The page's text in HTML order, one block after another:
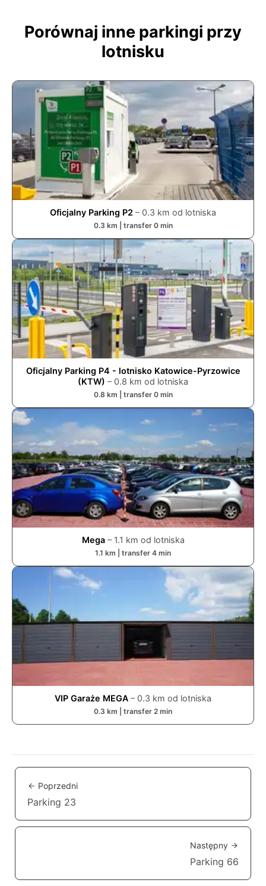
Porównaj inne parkingi przy
lotnisku
Oficjalny Parking P2 – 0.3 km od lotniska
0.3 km | transfer 0min
Oficjalny Parking P4 - lotnisko Katowice-Pyrzowice
(KTW) – 0.8 km od lotniska
0.8 km | transfer 0min
Mega – 1.1 km od lotniska
1.1 km | transfer 4 min
VIP Garaże MEGA – 0.3 km od lotniska
0.3 km | transfer 2 min
Poprzedni
Parking 23
Następny
Parking 66